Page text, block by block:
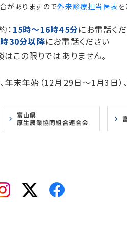
がありますので外来診療担当医表
： 15時～16時45分にお電話く
30分以降にお電話ください
この限りではありません。
年末年始（12月29日～1月3日）